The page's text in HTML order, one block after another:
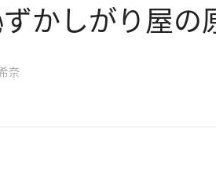
かしがり屋の
奈